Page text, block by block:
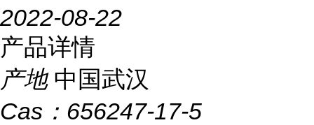
2022-08-22
产品详情
产地 中国武汉
Cas： 656247-17-5